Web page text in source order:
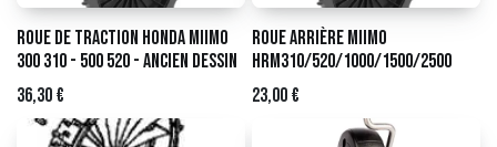
Roue de traction HONDA Miimo
300 310 - 500 520 - ancien dessin
36,30€
Roue arrière Miimo
HRM310/520/1000/1500/2500
23,00€